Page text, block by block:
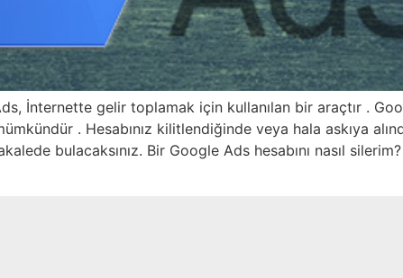
İnternette gelir toplamak için kullanılan bir araçtır .
. Hesabınız kilitlendiğinde veya hala askıya
bulacaksınız. Bir Google Ads hesabını nasıl